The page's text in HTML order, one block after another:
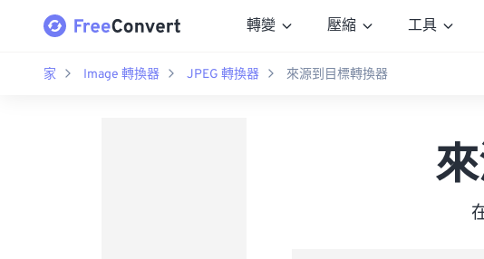
轉變 壓縮 工具
家 Image 轉換器 JPEG 轉換器 來源到目標轉換器